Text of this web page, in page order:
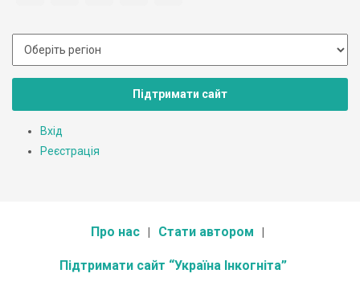
Підтримати сайт
Вхід
Реєстрація
Про нас Стати автором
Підтримати сайт “Україна Інкогніта”